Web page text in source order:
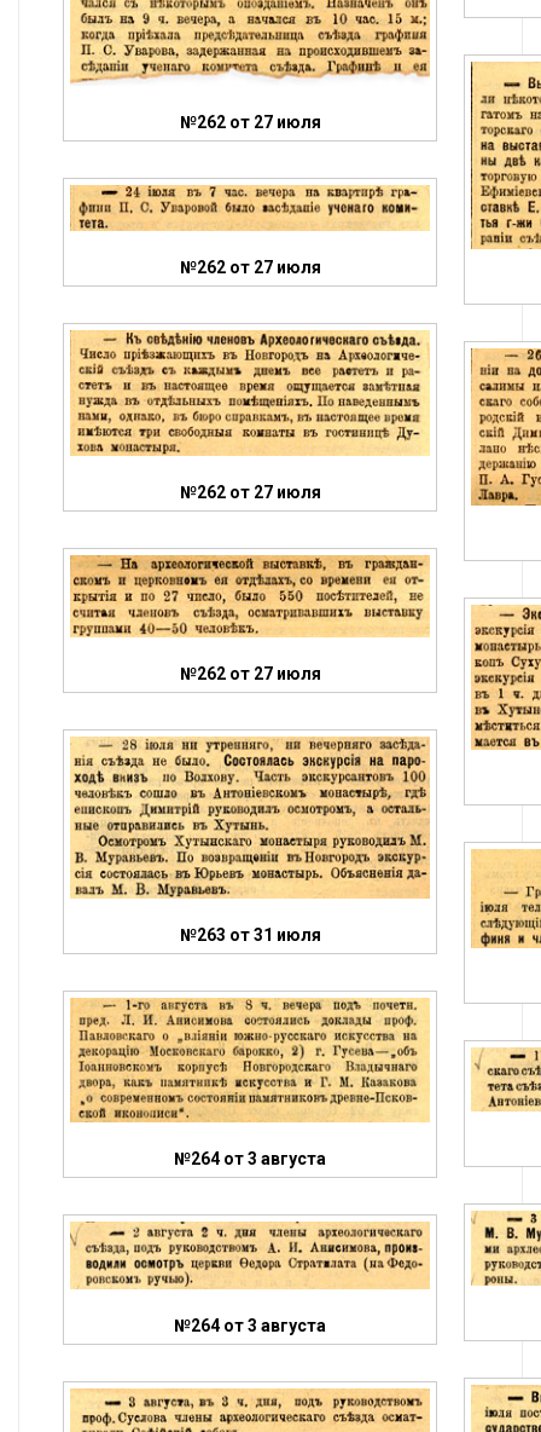
№262 от 27 июля
№262 от 27 июля
№262 от 27 июля
№262 от 27 июля
№263 от 31 июля
№264 от 3 августа
№264 от 3 августа